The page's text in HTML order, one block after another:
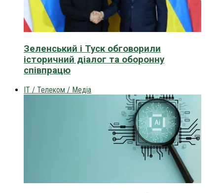
Зеленський і Туск обговорили
історичний діалог та оборонну
співпрацю
IT / Телеком / Медіа